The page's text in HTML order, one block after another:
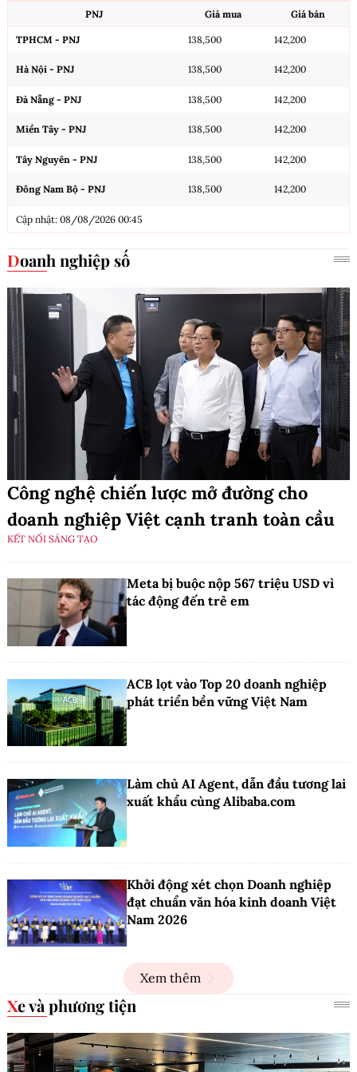
PNJ Giá mua Giá bán
TPHCM - PNJ 138,500 142,200
Hà Nội - PNJ 138,500 142,200
Đà Nẵng - PNJ 138,500 142,200
Miền Tây - PNJ 138,500 142,200
Tây Nguyên - PNJ 138,500 142,200
Đông Nam Bộ - PNJ 138,500 142,200
Cập nhật: 08/08/2026 00:45
Doanh nghiệp số
Công nghệ chiến lược mở đường cho
doanh nghiệp Việt cạnh tranh toàn cầu
KẾT NỐI SÁNG TẠO
Meta bị buộc nộp 567 triệu USD vì
tác động đến trẻ em
ACB lọt vào Top 20 doanh nghiệp
phát triển bền vững Việt Nam
Làm chủ AI Agent, dẫn đầu tương lai
xuất khẩu cùng Alibaba.com
Khởi động xét chọn Doanh nghiệp
đạt chuẩn văn hóa kinh doanh Việt
Nam 2026
Xem thêm
Xe và phương tiện